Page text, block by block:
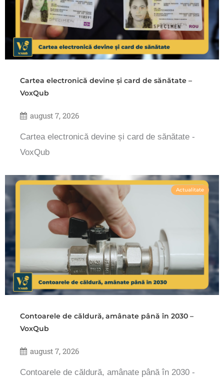
Cartea electronică devine și card de sănătate –
VoxQub
august 7, 2026
Cartea electronică devine și card de sănătate -
VoxQub
Actualitate
Contoarele de căldură, amânate până în 2030 –
VoxQub
august 7, 2026
Contoarele de căldură, amânate până în 2030 -